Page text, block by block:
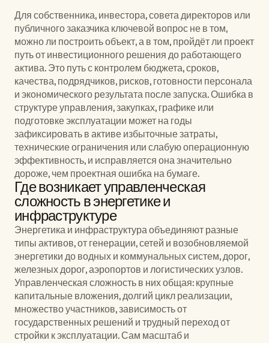
Для собственника, инвестора, совета директоров или
публичного заказчика ключевой вопрос не в том,
можно ли построить объект, а в том, пройдёт ли проект
путь от инвестиционного решения до работающего
актива. Это путь с контролем бюджета, сроков,
качества, подрядчиков, рисков, готовности персонала
и экономического результата после запуска. Ошибка в
структуре управления, закупках, графике или
подготовке эксплуатации может на годы
зафиксировать в активе избыточные затраты,
технические ограничения или слабую операционную
эффективность, и исправляется она значительно
дороже, чем проектная ошибка на бумаге.
Где возникает управленческая
сложность в энергетике и
инфраструктуре
Энергетика и инфраструктура объединяют разные
типы активов, от генерации, сетей и возобновляемой
энергетики до водных и коммунальных систем, дорог,
железных дорог, аэропортов и логистических узлов.
Управленческая сложность в них общая: крупные
капитальные вложения, долгий цикл реализации,
множество участников, зависимость от
государственных решений и трудный переход от
стройки к эксплуатации. Сам масштаб и